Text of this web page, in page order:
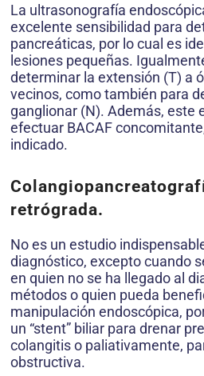
La ultrasonografía
excelente sensibilidad para
pancreáticas, por lo cual es
lesiones pequeñas.
determinar la extensión (T) a
vecinos, como también para
ganglionar (N). Además, este
efectuar BACAF
indicado.
retrógrada.
No es un estudio
diagnóstico, excepto cuando
en quien no se ha llegado al
métodos o quien pueda
manipulación endoscópica,
un “stent” biliar para drenar
colangitis o paliativamente,
obstructiva.